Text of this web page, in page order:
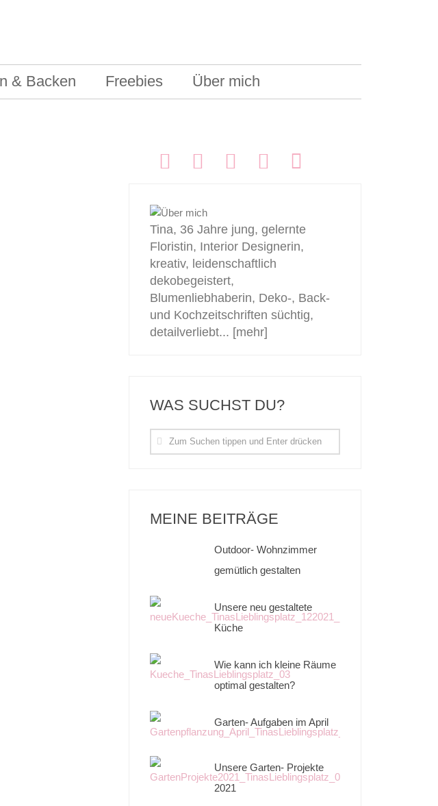
& Backen Freebies Über mich
Tina, 36 Jahre jung, gelernte
Floristin, Interior Designerin,
kreativ, leidenschaftlich
dekobegeistert,
Blumenliebhaberin, Deko-, Back-
und Kochzeitschriften süchtig,
detailverliebt... [mehr]
WAS SUCHST DU?
MEINE BEITRÄGE
Outdoor- Wohnzimmer
gemütlich gestalten
Unsere neu gestaltete
Küche
Wie kann ich kleine Räume
optimal gestalten?
Garten- Aufgaben im April
Unsere Garten- Projekte
2021